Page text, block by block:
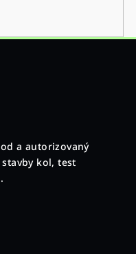
a autorizovaný
stavby kol, test